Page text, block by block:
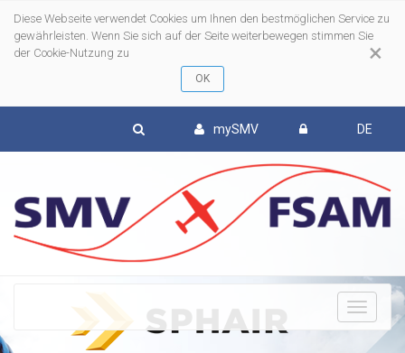
×
Diese Webseite verwendet Cookies um Ihnen den bestmöglichen Service zu
gewährleisten. Wenn Sie sich auf der Seite weiterbewegen stimmen Sie
der Cookie-Nutzung zu
mySMV DE